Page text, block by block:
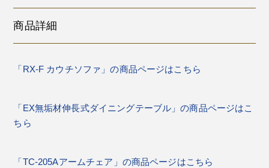
商品詳細
「RX-F カウチソファ」の商品ページはこちら
「EX無垢材伸長式ダイニングテーブル」の商品ページはこ
ちら
「TC-205Aアームチェア」の商品ページはこちら